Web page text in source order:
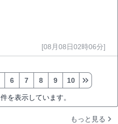
[08月08日02時06分]
件を表示しています。
6 7 8 9 10
もっと見る